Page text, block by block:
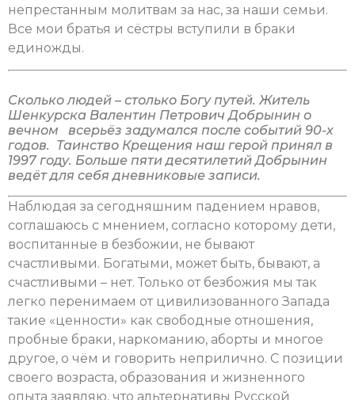
непрестанным молитвам за нас, за наши семьи.
Все мои братья и сёстры вступили в браки
единожды.
Сколько людей – столько Богу путей. Житель
Шенкурска Валентин Петрович Добрынин о
вечном всерьёз задумался после событий 90-х
годов. Таинство Крещения наш герой принял в
1997 году. Больше пяти десятилетий Добрынин
ведёт для себя дневниковые записи.
Наблюдая за сегодняшним падением нравов,
соглашаюсь с мнением, согласно которому дети,
воспитанные в безбожии, не бывают
счастливыми. Богатыми, может быть, бывают, а
счастливыми – нет. Только от безбожия мы так
легко перенимаем от цивилизованного Запада
такие «ценности» как свободные отношения,
пробные браки, наркоманию, аборты и многое
другое, о чём и говорить неприлично. С позиции
своего возраста, образования и жизненного
опыта заявляю, что альтернативы Русской